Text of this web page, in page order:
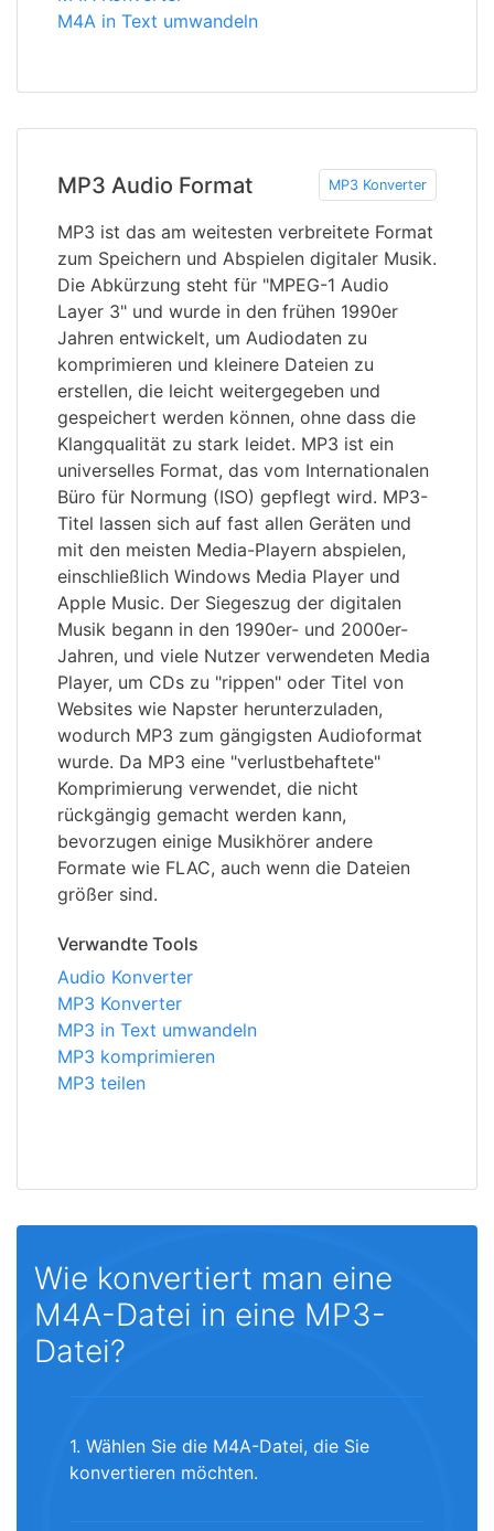
M4A in Text umwandeln
MP3 Audio Format MP3 Konverter
MP3 ist das am weitesten verbreitete Format
zum Speichern und Abspielen digitaler Musik.
Die Abkürzung steht für "MPEG-1 Audio
Layer 3" und wurde in den frühen 1990er
Jahren entwickelt, um Audiodaten zu
komprimieren und kleinere Dateien zu
erstellen, die leicht weitergegeben und
gespeichert werden können, ohne dass die
Klangqualität zu stark leidet. MP3 ist ein
universelles Format, das vom Internationalen
Büro für Normung (ISO) gepflegt wird. MP3-
Titel lassen sich auf fast allen Geräten und
mit den meisten Media-Playern abspielen,
einschließlich Windows Media Player und
Apple Music. Der Siegeszug der digitalen
Musik begann in den 1990er- und 2000er-
Jahren, und viele Nutzer verwendeten Media
Player, um CDs zu "rippen" oder Titel von
Websites wie Napster herunterzuladen,
wodurch MP3 zum gängigsten Audioformat
wurde. Da MP3 eine "verlustbehaftete"
Komprimierung verwendet, die nicht
rückgängig gemacht werden kann,
bevorzugen einige Musikhörer andere
Formate wie FLAC, auch wenn die Dateien
größer sind.
Verwandte Tools
Audio Konverter
MP3 Konverter
MP3 in Text umwandeln
MP3 komprimieren
MP3 teilen
Wie konvertiert man eine
M4A-Datei in eine MP3-
Datei?
1. Wählen Sie die M4A-Datei, die Sie
konvertieren möchten.